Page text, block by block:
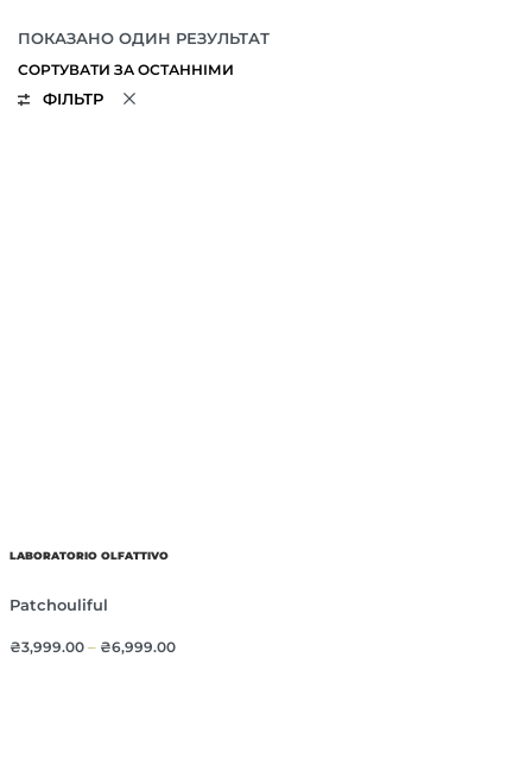
ПОКАЗАНО ОДИН РЕЗУЛЬТАТ
ФІЛЬТР
LABORATORIO OLFATTIVO
Patchouliful
₴3,999.00– ₴6,999.00